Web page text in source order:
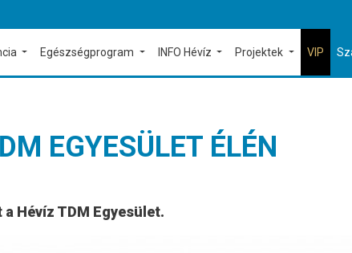
Egészségprogram INFO Hévíz Projektek VIP
EGYESÜLET ÉLÉN
Hévíz TDM Egyesület.